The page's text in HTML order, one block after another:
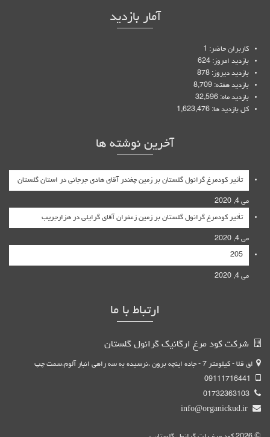
آمار بازدید
کاربران حاضر: 1
بازدید امروز: 624
بازدید دیروز: 878
بازدید هفته: 8,709
بازدید ماه: 32,596
کل بازدید ها: 1,623,476
آخرین نوشته ها
تأثیر کودمرغ گرانول گلستان بر زمین چغندر آقای هادی جرجانی در استان گلستان
می 4, 2020
تأثیر کودمرغ گرانول گلستان بر زمین زعفران آقای گرایلی در هزارجریب
می 4, 2020
205
می 4, 2020
ارتباط با ما
شرکت کود مرغ ارگانیک گرانول گلستان
اق قلا - کیلومتر 7 - جاده اینچه برون ،نرسیده به سه راهی انبار آلوم،سمت چپ